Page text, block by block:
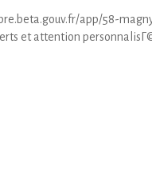
app/58-
et attention